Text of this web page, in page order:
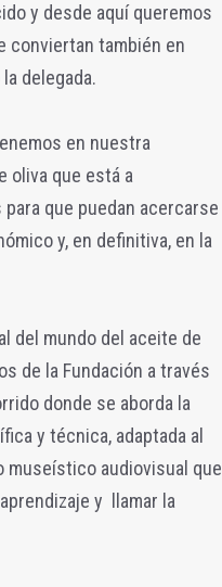
y desde aquí queremos
también en
delegada.
en nuestra
oliva que está a
que puedan acercarse
y, en definitiva, en la
del mundo del aceite de
de la Fundación a través
donde se aborda la
y técnica, adaptada al
museístico audiovisual que
y llamar la